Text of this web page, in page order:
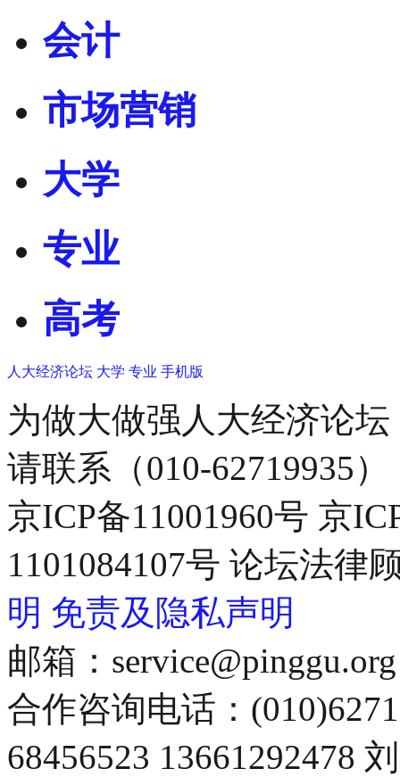
会计
市场营销
大学
专业
高考
人大经济论坛 大学 专业 手机版
为做大做强人大经济论
请联系（010-62719935）
京ICP备11001960号 京
1101084107号 论坛法律
明 免责及隐私声明
邮箱：service@pinggu.org
合作咨询电话：
68456523 13661292478